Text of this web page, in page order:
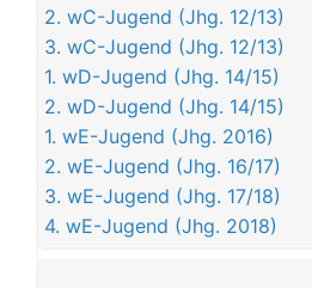
2. wC-Jugend (Jhg. 12/13)
3. wC-Jugend (Jhg. 12/13)
1. wD-Jugend (Jhg. 14/15)
2. wD-Jugend (Jhg. 14/15)
1. wE-Jugend (Jhg. 2016)
2. wE-Jugend (Jhg. 16/17)
3. wE-Jugend (Jhg. 17/18)
4. wE-Jugend (Jhg. 2018)